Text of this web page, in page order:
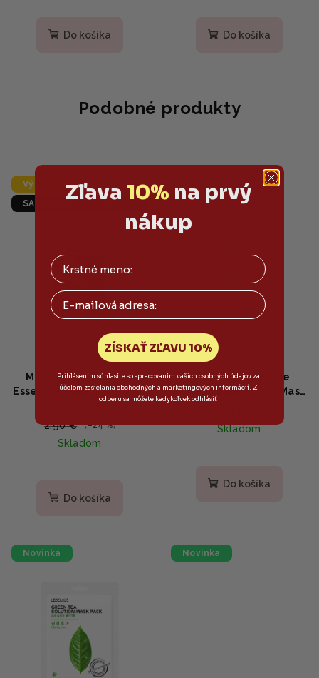
Do košíka Do košíka
Podobné produkty
Výpredaj
SALECODE:LETO10:10:%
MEDIHEAL - Teatree
Essential Mask Calming -
maska s čajovníkom
2,90 € (–24 %)
Skladom
Do košíka
APLB - Glutathione
Niacinamide Sheet Mask
maska s niacínamidom a
glutatiónom 25ml
Skladom
Do košíka
Novinka Novinka
Zľava 10% na prvý
nákup
Email
ZÍSKAŤ ZĽAVU 10%
Prihlásením súhlasíte so spracovaním vašich osobných údajov za
účelom zasielania obchodných a marketingových informácií. Z
odberu sa môžete kedykoľvek odhlásiť